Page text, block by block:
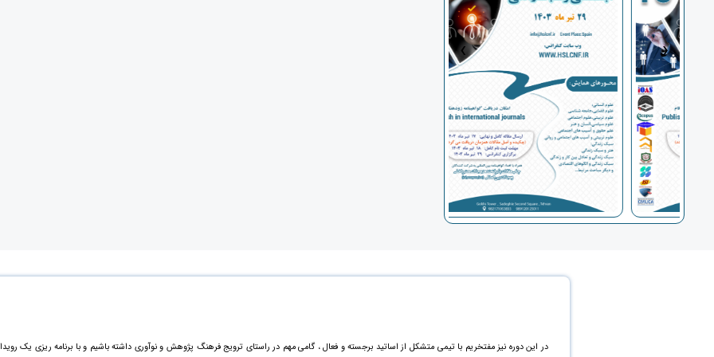
› ‹
در این دوره نیز مفتخریم با تیمی متشکل از اساتید برجسته و فعال ، گامی مهم در راستای ترویج فرهنگ پژوهش و نوآوری داشته باشیم و با برنامه ریزی یک